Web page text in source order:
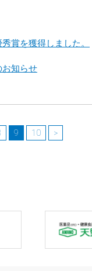
賞を獲得しました。
お知らせ
9 10 >